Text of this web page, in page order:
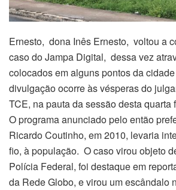
Ernesto, dona Inês Ernesto, voltou a
caso do Jampa Digital, dessa vez
colocados em alguns pontos da
divulgação ocorre às vésperas do
TCE, na pauta da sessão desta quarta
O programa anunciado pelo então
Ricardo Coutinho, em 2010, levaria
fio, à população. O caso virou objeto
Polícia Federal, foi destaque em
da Rede Globo, e virou um escândalo